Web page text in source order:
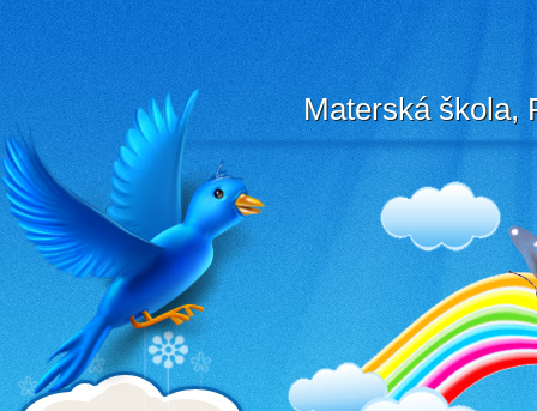
Materská škola,